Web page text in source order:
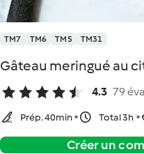
TM7 TM6 TM5 TM31
Gâteau meringué au
4.3 79
Prép. 40min Total 3h
Créer un